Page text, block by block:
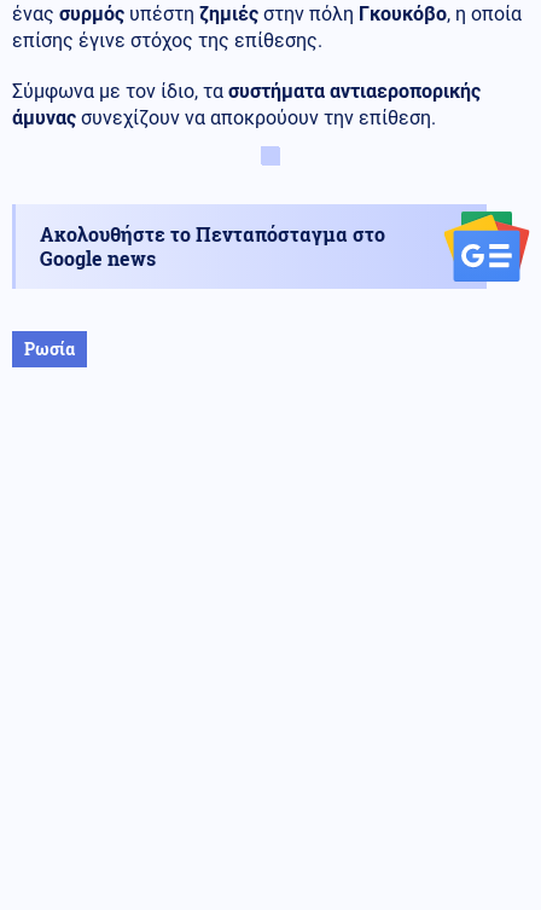
ένας συρμός υπέστη ζημιές στην πόλη Γκουκόβο, η οποία
επίσης έγινε στόχος της επίθεσης.
Σύμφωνα με τον ίδιο, τα συστήματα αντιαεροπορικής
άμυνας συνεχίζουν να αποκρούουν την επίθεση.
Ακολουθήστε το Πενταπόσταγμα στο
Google news
Ρωσία